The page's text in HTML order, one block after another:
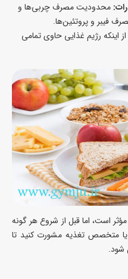
محدودیت مصرف چربی‌ها و
فیبر و پروتئین‌ها.
از اینکه رژیم غذایی حاوی تمامی
است، اما قبل از شروع هر گونه
متخصص تغذیه مشورت کنید تا
شود.